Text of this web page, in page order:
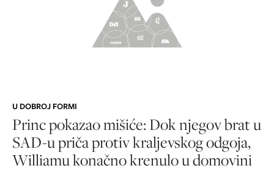
U DOBROJ FORMI
Princ pokazao mišiće: Dok njegov brat u
SAD-u priča protiv kraljevskog odgoja,
Williamu konačno krenulo u domovini